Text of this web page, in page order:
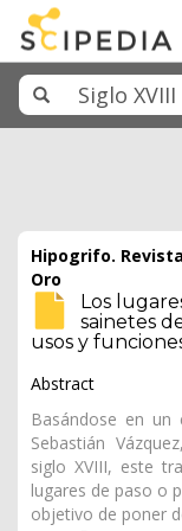
Hipogrifo.
Oro
Los
sainetes
usos y
Abstract
Basándose en
Sebastián
siglo XVIII, este
lugares de paso o
objetivo de poner